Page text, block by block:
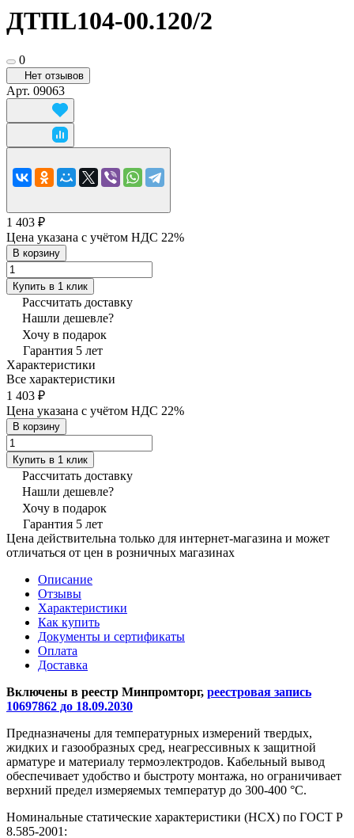
ДТПL104-00.120/2
0
Нет отзывов
Арт. 09063
1 403 ₽
Цена указана с учётом НДС 22%
В корзину
Купить в 1 клик
Рассчитать доставку
Нашли дешевле?
Хочу в подарок
Гарантия 5 лет
Характеристики
Все характеристики
1 403 ₽
Цена указана с учётом НДС 22%
В корзину
Купить в 1 клик
Рассчитать доставку
Нашли дешевле?
Хочу в подарок
Гарантия 5 лет
Цена действительна только для интернет-магазина и может
отличаться от цен в розничных магазинах
Описание
Отзывы
Характеристики
Как купить
Документы и сертификаты
Оплата
Доставка
Включены в реестр Минпромторг, реестровая запись
10697862 до 18.09.2030
Предназначены для температурных измерений твердых,
жидких и газообразных сред, неагрессивных к защитной
арматуре и материалу термоэлектродов. Кабельный вывод
обеспечивает удобство и быстроту монтажа, но ограничивает
верхний предел измеряемых температур до 300-400 °С.
Номинальные статические характеристики (НСХ) по ГОСТ Р
8.585-2001: